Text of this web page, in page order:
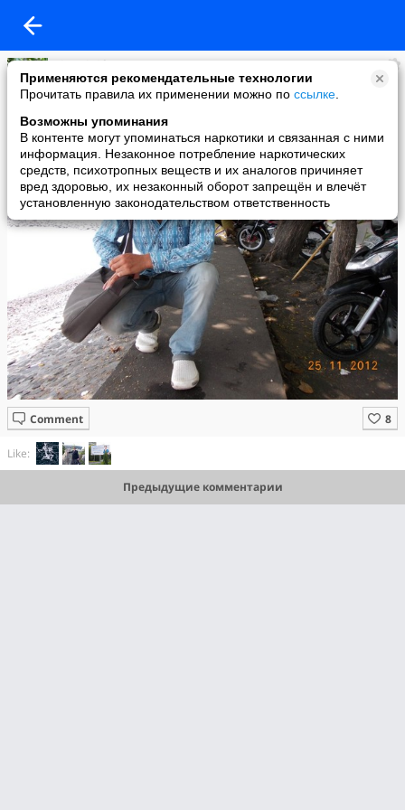
Применяются рекомендательные технологии
Прочитать правила их применении можно по ссылке
Возможны упоминания
В контенте могут упоминаться наркотики и связанная с ними
информация. Незаконное потребление наркотических
средств, психотропных веществ и их аналогов причиняет
вред здоровью, их незаконный оборот запрещён и влечёт
установленную законодательством ответственность
vitamini.by
added a photo
26 Nov в 06:05
Comment
Like:
Предыдущие комментарии